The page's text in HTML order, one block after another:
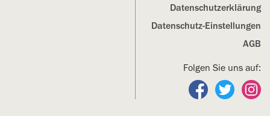
Datenschutz­erklärung
Datenschutz-Einstellungen
AGB
Folgen Sie uns auf:
Folgen Sie